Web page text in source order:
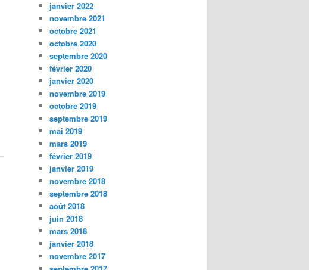
janvier 2022
novembre 2021
octobre 2021
octobre 2020
septembre 2020
février 2020
janvier 2020
novembre 2019
octobre 2019
septembre 2019
mai 2019
mars 2019
février 2019
janvier 2019
novembre 2018
septembre 2018
août 2018
juin 2018
mars 2018
janvier 2018
novembre 2017